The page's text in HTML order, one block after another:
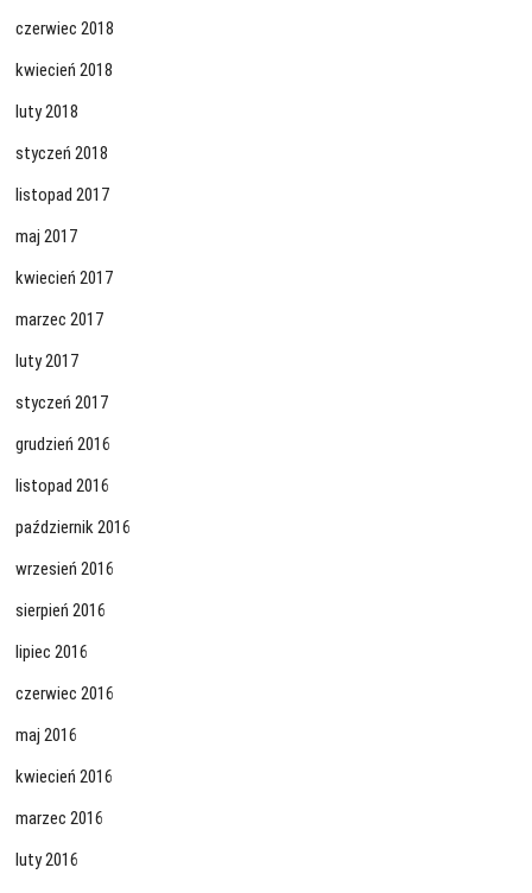
czerwiec 2018
kwiecień 2018
luty 2018
styczeń 2018
listopad 2017
maj 2017
kwiecień 2017
marzec 2017
luty 2017
styczeń 2017
grudzień 2016
listopad 2016
październik 2016
wrzesień 2016
sierpień 2016
lipiec 2016
czerwiec 2016
maj 2016
kwiecień 2016
marzec 2016
luty 2016